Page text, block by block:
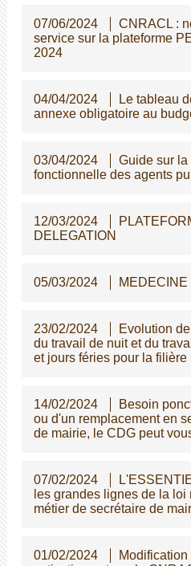
07/06/2024
CNRACL :
service sur la plateforme
2024
04/04/2024
Le tableau
annexe obligatoire au
03/04/2024
Guide sur la
fonctionnelle des agents
12/03/2024
DELEGATION
05/03/2024 MEDECINE
23/02/2024
Evolution
du travail de nuit et du
et jours féries pour la
14/02/2024
Besoin
ou d'un remplacement en
de mairie, le CDG peut
07/02/2024
les grandes lignes de la loi
métier de secrétaire de
01/02/2024